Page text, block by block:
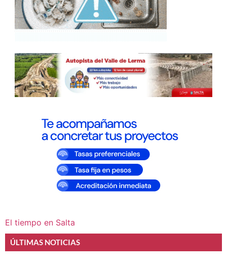
El tiempo en Salta
ÚLTIMAS NOTICIAS